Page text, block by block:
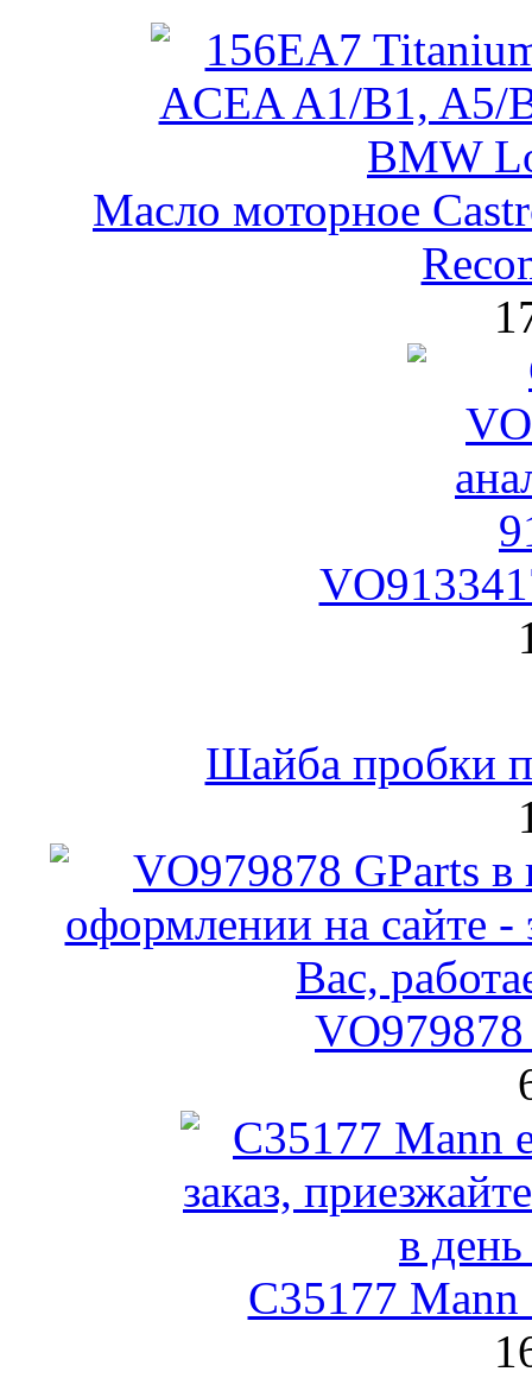
Масло моторное
Шайба пробки
VO979878
C35177